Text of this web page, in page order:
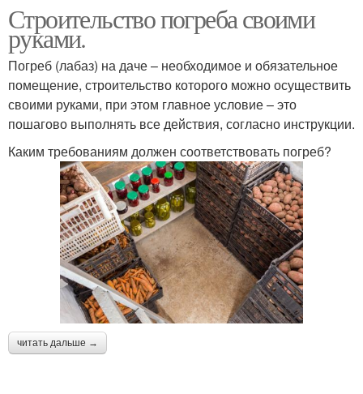
Строительство погреба своими
руками.
Погреб (лабаз) на даче – необходимое и обязательное
помещение, строительство которого можно осуществить
своими руками, при этом главное условие – это
пошагово выполнять все действия, согласно инструкции.
Каким требованиям должен соответствовать погреб?
читать дальше →